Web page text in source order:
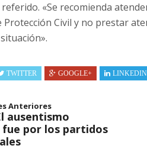
«Se recomienda
Protección Civil y no prestar
TWITTER GOOGLE+ LINKEDIN
Anteriores
ausentismo
por los partidos